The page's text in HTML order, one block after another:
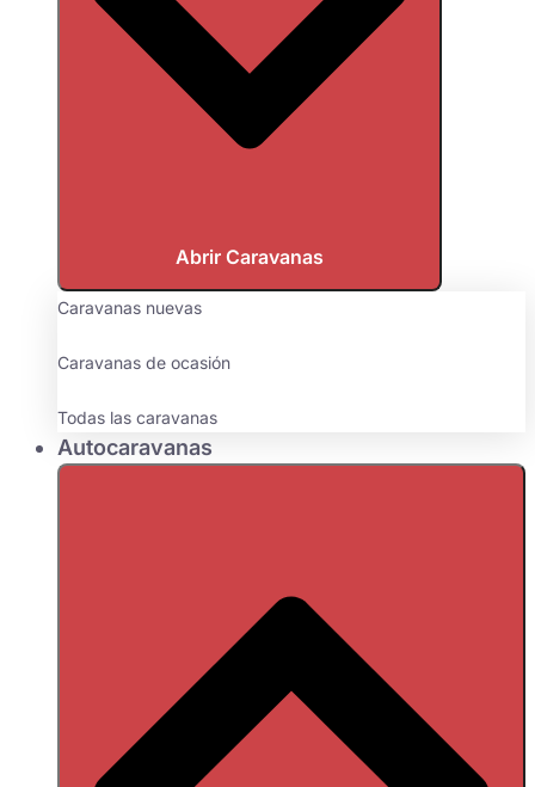
Abrir Caravanas
Caravanas nuevas
Caravanas de ocasión
Todas las caravanas
Autocaravanas